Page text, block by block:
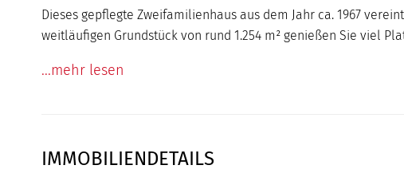
Dieses gepflegte Zweifamilienhaus aus dem Jahr ca. 1967
weitläufigen Grundstück von rund 1.254 m² genießen Sie viel
...mehr lesen
IMMOBILIENDETAILS